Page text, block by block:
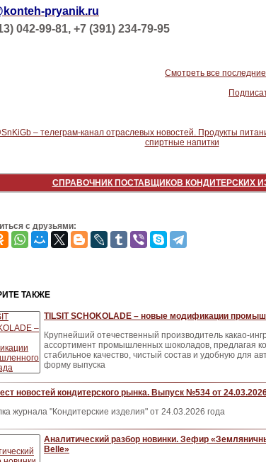
pryanik.ru
042-99-81, +7 (391) 234-79-95
Смотреть все
СПРАВОЧНИК ПОСТАВЩИКОВ КОНДИТЕРСКИХ
с друзьями:
ТАКЖЕ
TILSIT SCHOKOLADE – новые модификации
Крупнейший отечественный произ­водитель какао-
ассортимент промышленных шо­коладов, предлагая
стабильное качество, чистый состав и удобную для
форму выпуска
новостей кондитерского рынка. Выпуск №534 от
журнала "Кондитерские изделия" от 24.03.2026 года
Аналитический разбор новинки. Зефир
Belle»